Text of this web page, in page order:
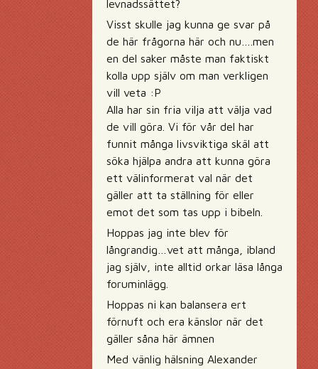
levnadssättet?
Visst skulle jag kunna ge svar på
de här frågorna här och nu….men
en del saker måste man faktiskt
kolla upp själv om man verkligen
vill veta :P
Alla har sin fria vilja att välja vad
de vill göra. Vi för vår del har
funnit många livsviktiga skäl att
söka hjälpa andra att kunna göra
ett välinformerat val när det
gäller att ta ställning för eller
emot det som tas upp i bibeln.
Hoppas jag inte blev för
långrandig…vet att många, ibland
jag själv, inte alltid orkar läsa långa
foruminlägg.
Hoppas ni kan balansera ert
förnuft och era känslor när det
gäller såna här ämnen
Med vänlig hälsning Alexander